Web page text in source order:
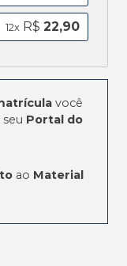
12x R$ 22,90
você
Portal do
ao Material